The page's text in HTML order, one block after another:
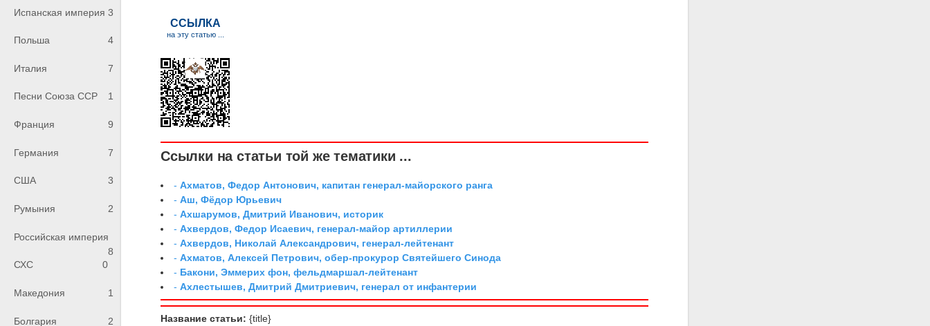
Испанская империя 3
Польша 4
Италия 7
Песни Союза ССР 1
Франция 9
Германия 7
США 3
Румыния 2
Российская империя
8
СХС
0
Македония 1
Болгария 2
Ссылки на статьи той же тематики ...
-Ахматов, Федор Антонович, капитан генерал-майорского ранга
-Аш, Фёдор Юрьевич
-Ахшарумов, Дмитрий Иванович, историк
-Ахвердов, Федор Исаевич, генерал-майор артиллерии
-Ахвердов, Николай Александрович, генерал-лейтенант
-Ахматов, Алексей Петрович, обер-прокурор Святейшего Синода
- Бакони, Эммерих фон, фельдмаршал-лейтенант
-Ахлестышев, Дмитрий Дмитриевич, генерал от инфантерии
Название статьи: {title}